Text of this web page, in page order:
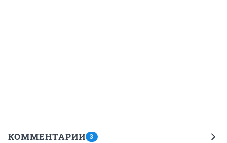
КОММЕНТАРИИ 3